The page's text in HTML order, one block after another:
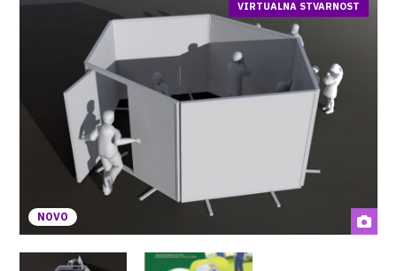
NOVO
VIRTUALNA STVARNOST